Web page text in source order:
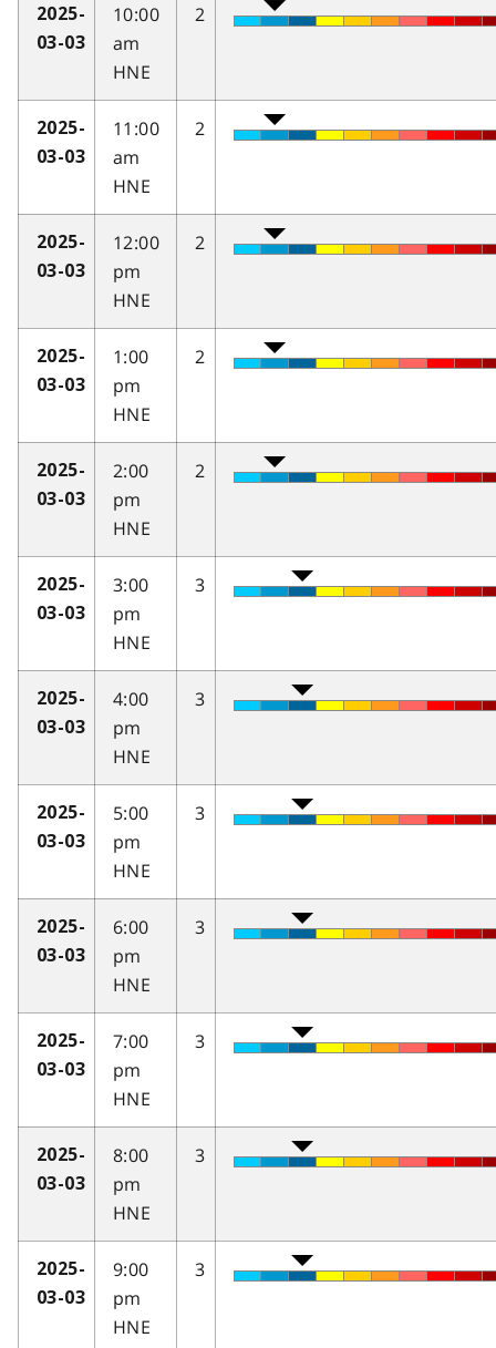
2025-
03-03
10:00
am
HNE
2
2025-
03-03
11:00
am
HNE
2
2025-
03-03
12:00
pm
HNE
2
2025-
03-03
1:00
pm
HNE
2
2025-
03-03
2:00
pm
HNE
2
2025-
03-03
3:00
pm
HNE
3
2025-
03-03
4:00
pm
HNE
3
2025-
03-03
5:00
pm
HNE
3
2025-
03-03
6:00
pm
HNE
3
2025-
03-03
7:00
pm
HNE
3
2025-
03-03
8:00
pm
HNE
3
2025-
03-03
9:00
pm
HNE
3